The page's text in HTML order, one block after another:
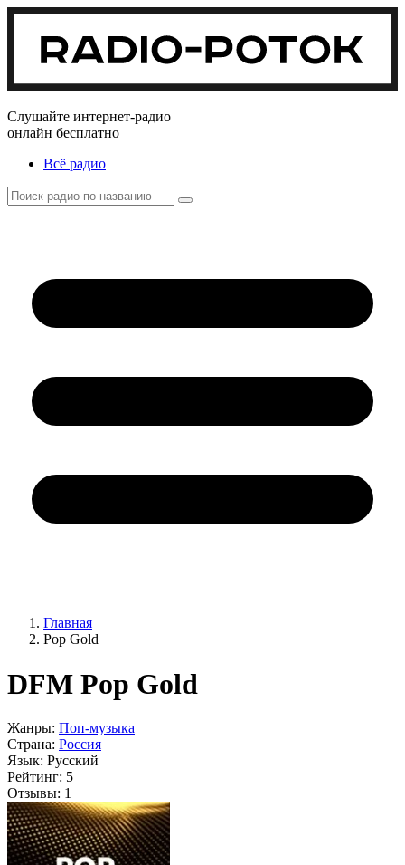
Слушайте интернет-радио
онлайн бесплатно
Всё радио
Главная
Pop Gold
DFM Pop Gold
Жанры: Поп-музыка
Страна: Россия
Язык: Русский
Рейтинг: 5
Отзывы: 1